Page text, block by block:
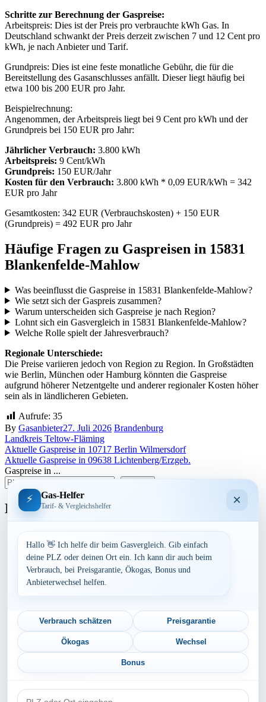
Schritte zur Berechnung der Gaspreise:
Arbeitspreis: Dies ist der Preis pro verbrauchte kWh Gas. In
Deutschland schwankt der Preis derzeit zwischen 7 und 12 Cent pro
kWh, je nach Anbieter und Tarif.
Grundpreis: Dies ist eine feste monatliche Gebühr, die für die
Bereitstellung des Gasanschlusses anfällt. Dieser liegt häufig bei
etwa 100 bis 200 EUR pro Jahr.
Beispielrechnung:
Angenommen, der Arbeitspreis liegt bei 9 Cent pro kWh und der
Grundpreis bei 150 EUR pro Jahr:
Jährlicher Verbrauch: 3.800 kWh
Arbeitspreis: 9 Cent/kWh
Grundpreis: 150 EUR/Jahr
Kosten für den Verbrauch: 3.800 kWh * 0,09 EUR/kWh = 342
EUR pro Jahr
Gesamtkosten: 342 EUR (Verbrauchskosten) + 150 EUR
(Grundpreis) = 492 EUR pro Jahr
Häufige Fragen zu Gaspreisen in 15831
Blankenfelde-Mahlow
Was beeinflusst die Gaspreise in 15831 Blankenfelde-Mahlow?
Wie setzt sich der Gaspreis zusammen?
Warum unterscheiden sich Gaspreise je nach Region?
Lohnt sich ein Gasvergleich in 15831 Blankenfelde-Mahlow?
Welche Rolle spielt der Jahresverbrauch?
Regionale Unterschiede:
Die Preise variieren jedoch von Region zu Region. In Großstädten
wie Berlin, München oder Hamburg könnten die Gaspreise
aufgrund höherer Netzentgelte und anderer regionaler Kosten höher
sein als in ländlicheren Gebieten.
Aufrufe: 35
By Gasanbieter27. Juli 2026 Brandenburg
Landkreis Teltow-Fläming
Beitragsnavigation
Aktuelle Gaspreise in 10717 Berlin Wilmersdorf
Aktuelle Gaspreise in 09638 Lichtenberg/Erzgeb.
Gaspreise in ...
Bundesland
Bayern
Berlin
Brandenburg
Hamburg
Mecklenburg-Vorpommern
Niedersachsen
Nordrhein-Westfalen
Rheinland-Pfalz
Saarland
Sachsen-Anhalt
⚡ Gas-Helfer
Tarif- & Vergleichshelfer ×
Hallo 👋 Ich helfe dir beim Gasvergleich. Gib einfach
deine PLZ oder deinen Ort ein. Ich kann dir auch beim
Verbrauch, bei Preisgarantie, Ökogas, Bonus und
Anbieterwechsel helfen.
Verbrauch schätzen Preisgarantie
Ökogas Wechsel
Bonus
PLZ